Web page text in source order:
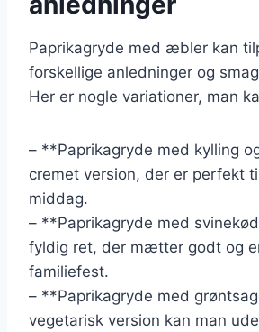
Paprikagryde med æbler kan
forskellige anledninger og
Her er nogle variationer, man
– **Paprikagryde med kylling
cremet version, der er perfekt
middag.
– **Paprikagryde med
fyldig ret, der mætter godt og
familiefest.
– **Paprikagryde med
vegetarisk version kan man